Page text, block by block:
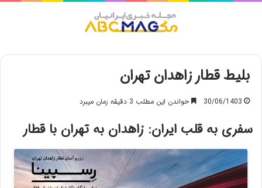
بلیط قطار زاهدان تهران
30/06/1403 خواندن این مطلب 3 دقیقه زمان میبرد
سفری به قلب ایران: زاهدان به تهران با قطار